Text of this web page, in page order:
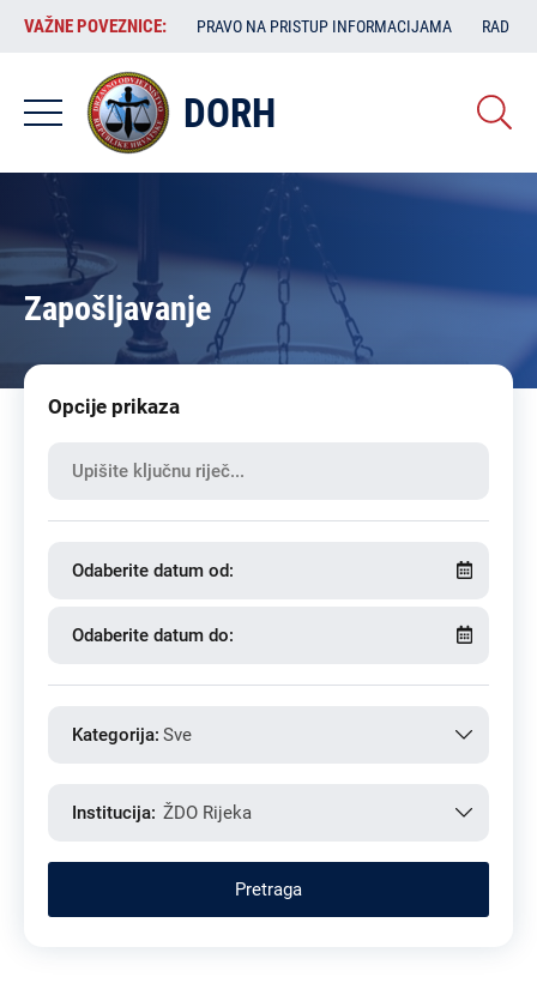
Skoči
sadržaj
VAŽNE
POVEZNICE:
VAŽNE POVEZNICE: PRAVO NA PRISTUP INFORMACIJAMA RAD
DORH
Zapošljavanje
Opcije prikaza
Odaberite datum od:
Odaberite datum do:
Kategorija: Sve
Institucija: ŽDO Rijeka